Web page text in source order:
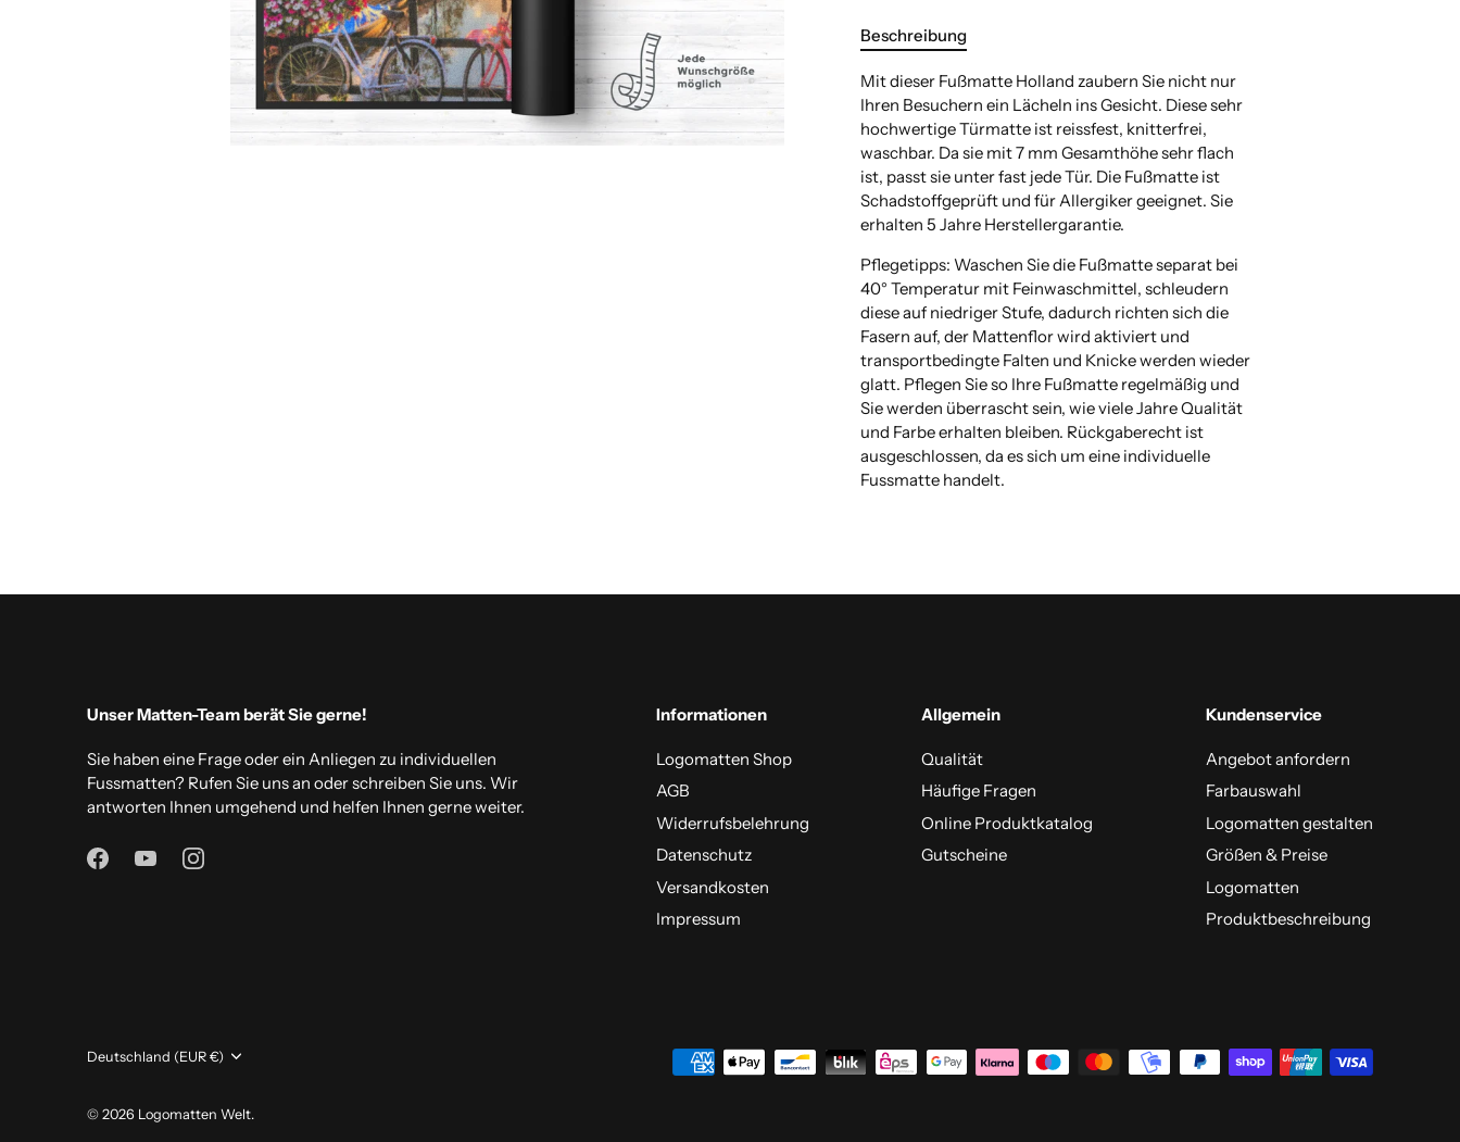
Beschreibung
Mit dieser Fußmatte Holland zaubern Sie nicht nur
Ihren Besuchern ein Lächeln ins Gesicht. Diese sehr
hochwertige Türmatte ist reissfest, knitterfrei,
waschbar. Da sie mit 7 mm Gesamthöhe sehr flach
ist, passt sie unter fast jede Tür. Die Fußmatte ist
Schadstoffgeprüft und für Allergiker geeignet. Sie
erhalten 5 Jahre Herstellergarantie.
Pflegetipps: Waschen Sie die Fußmatte separat bei
40° Temperatur mit Feinwaschmittel, schleudern
diese auf niedriger Stufe, dadurch richten sich die
Fasern auf, der Mattenflor wird aktiviert und
transportbedingte Falten und Knicke werden wieder
glatt. Pflegen Sie so Ihre Fußmatte regelmäßig und
Sie werden überrascht sein, wie viele Jahre Qualität
und Farbe erhalten bleiben. Rückgaberecht ist
ausgeschlossen, da es sich um eine individuelle
Fussmatte handelt.
Unser Matten-Team berät Sie gerne!
Sie haben eine Frage oder ein Anliegen zu individuellen
Fussmatten? Rufen Sie uns an oder schreiben Sie uns. Wir
antworten Ihnen umgehend und helfen Ihnen gerne weiter.
Informationen
Logomatten Shop
AGB
Widerrufsbelehrung
Datenschutz
Versandkosten
Impressum
Allgemein
Qualität
Häufige Fragen
Online Produktkatalog
Gutscheine
Kundenservice
Angebot anfordern
Farbauswahl
Logomatten gestalten
Größen & Preise
Logomatten
Produktbeschreibung
Währung
Deutschland (EUR €)
© 2026 Logomatten Welt.